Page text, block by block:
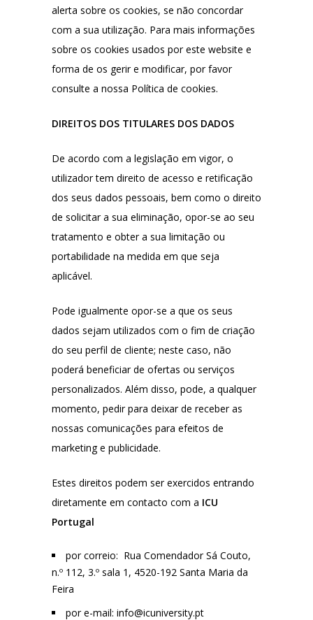
alerta sobre os cookies, se não concordar
com a sua utilização. Para mais informações
sobre os cookies usados por este website e
forma de os gerir e modificar, por favor
consulte a nossa Política de cookies.
DIREITOS DOS TITULARES DOS DADOS
De acordo com a legislação em vigor, o
utilizador tem direito de acesso e retificação
dos seus dados pessoais, bem como o direito
de solicitar a sua eliminação, opor-se ao seu
tratamento e obter a sua limitação ou
portabilidade na medida em que seja
aplicável.
Pode igualmente opor-se a que os seus
dados sejam utilizados com o fim de criação
do seu perfil de cliente; neste caso, não
poderá beneficiar de ofertas ou serviços
personalizados. Além disso, pode, a qualquer
momento, pedir para deixar de receber as
nossas comunicações para efeitos de
marketing e publicidade.
Estes direitos podem ser exercidos entrando
diretamente em contacto com a ICU
Portugal
por correio: Rua Comendador Sá Couto,
n.º 112, 3.º sala 1, 4520-192 Santa Maria da
Feira
por e-mail: info@icuniversity.pt